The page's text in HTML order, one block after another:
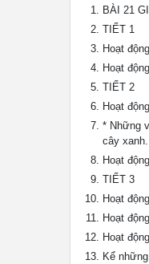
BÀI 21
TIẾT 1
Hoạt
Hoạt
TIẾT 2
Hoạt
* Những
cây
Hoạt
TIẾT 3
Hoạt
Hoạt
Hoạt
Kể